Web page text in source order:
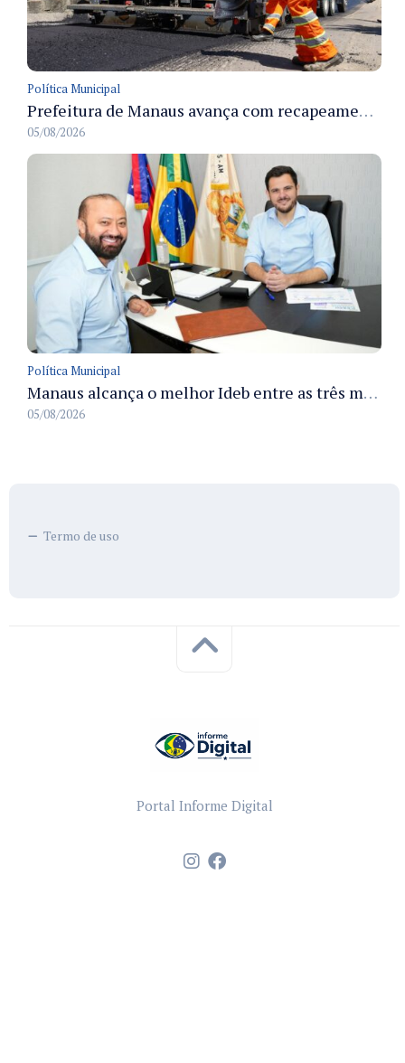
Política Municipal
Prefeitura de Manaus avança com recapeamento no Parque Rio Solimões e cobre cerca de 30 ruas
05/08/2026
Política Municipal
Manaus alcança o melhor Ideb entre as três maiores redes municipais do país em 2025 com avanço na aprendizagem
05/08/2026
Termo de uso
Portal Informe Digital